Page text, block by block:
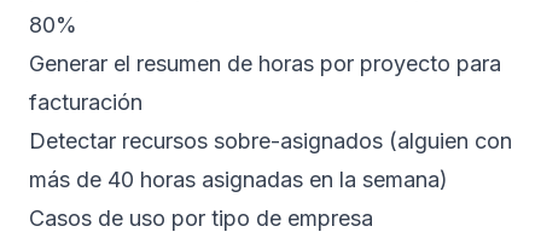
80%
Generar el resumen de horas por proyecto para
facturación
Detectar recursos sobre-asignados (alguien con
más de 40 horas asignadas en la semana)
Casos de uso por tipo de empresa